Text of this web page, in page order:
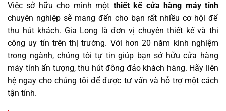
Việc sở hữu cho mình một thiết kế cửa hàng máy tính
chuyên nghiệp sẽ mang đến cho bạn rất nhiều cơ hội để
thu hút khách. Gia Long là đơn vị chuyên thiết kế và thi
công uy tín trên thị trường. Với hơn 20 năm kinh nghiệm
trong ngành, chúng tôi tự tin giúp bạn sở hữu cửa hàng
máy tính ấn tượng, thu hút đông đảo khách hàng. Hãy liên
hệ ngay cho chúng tôi để được tư vấn và hỗ trợ một cách
tận tính.